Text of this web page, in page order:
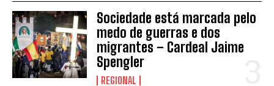
Sociedade está marcada pelo
medo de guerras e dos
migrantes – Cardeal Jaime
Spengler
REGIONAL